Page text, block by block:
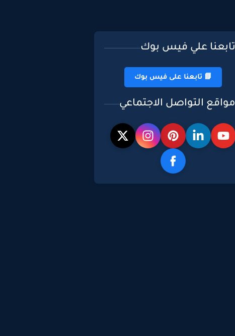
تابعنا علي فيس بوك
📘 تابعنا على فيس بوك
مواقع التواصل الاجتماعي